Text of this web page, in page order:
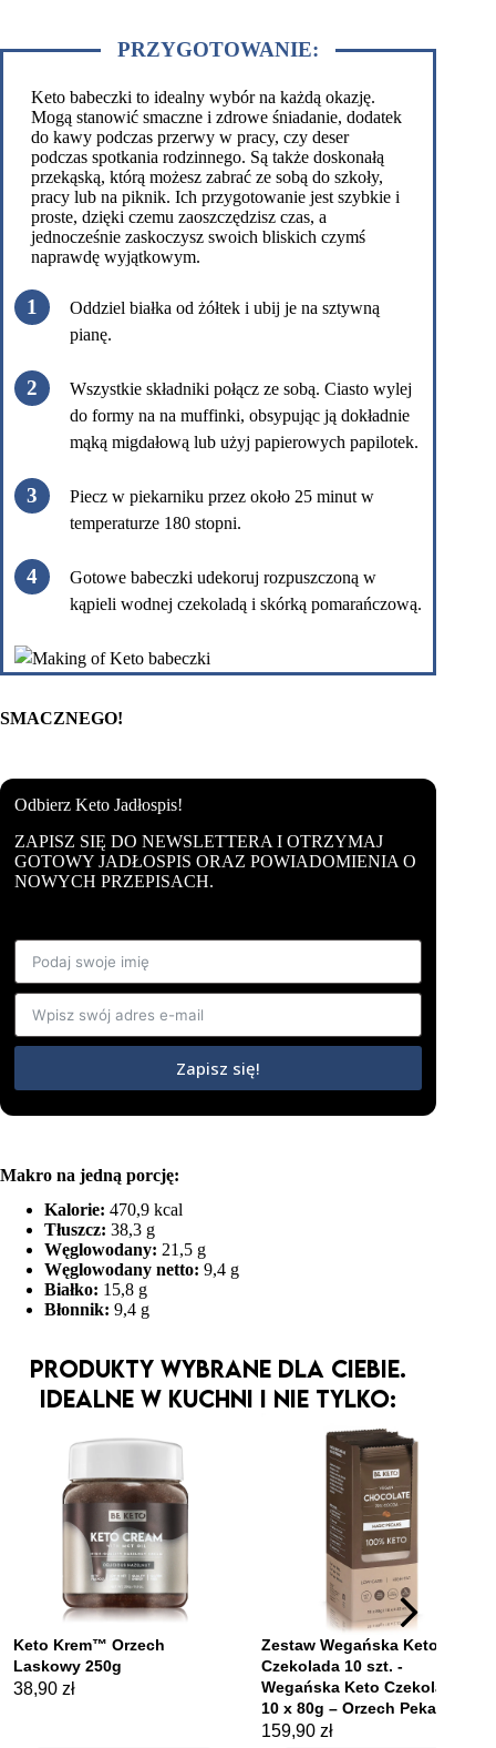
PRZYGOTOWANIE:
Keto babeczki to idealny wybór na każdą okazję.
Mogą stanowić smaczne i zdrowe śniadanie, dodatek
do kawy podczas przerwy w pracy, czy deser
podczas spotkania rodzinnego. Są także doskonałą
przekąską, którą możesz zabrać ze sobą do szkoły,
pracy lub na piknik. Ich przygotowanie jest szybkie i
proste, dzięki czemu zaoszczędzisz czas, a
jednocześnie zaskoczysz swoich bliskich czymś
naprawdę wyjątkowym.
Oddziel białka od żółtek i ubij je na sztywną
pianę.
Wszystkie składniki połącz ze sobą. Ciasto wylej
do formy na na muffinki, obsypując ją dokładnie
mąką migdałową lub użyj papierowych papilotek.
Piecz w piekarniku przez około 25 minut w
temperaturze 180 stopni.
Gotowe babeczki udekoruj rozpuszczoną w
kąpieli wodnej czekoladą i skórką pomarańczową.
SMACZNEGO!
Odbierz Keto Jadłospis!
ZAPISZ SIĘ DO NEWSLETTERA I OTRZYMAJ
GOTOWY JADŁOSPIS ORAZ POWIADOMIENIA O
NOWYCH PRZEPISACH.
Zapisz się!
Makro na jedną porcję:
Kalorie: 470,9 kcal
Tłuszcz: 38,3 g
Węglowodany: 21,5 g
Węglowodany netto: 9,4 g
Białko: 15,8 g
Błonnik: 9,4 g
Produkty wybrane dla Ciebie.
Idealne w kuchni i nie tylko: